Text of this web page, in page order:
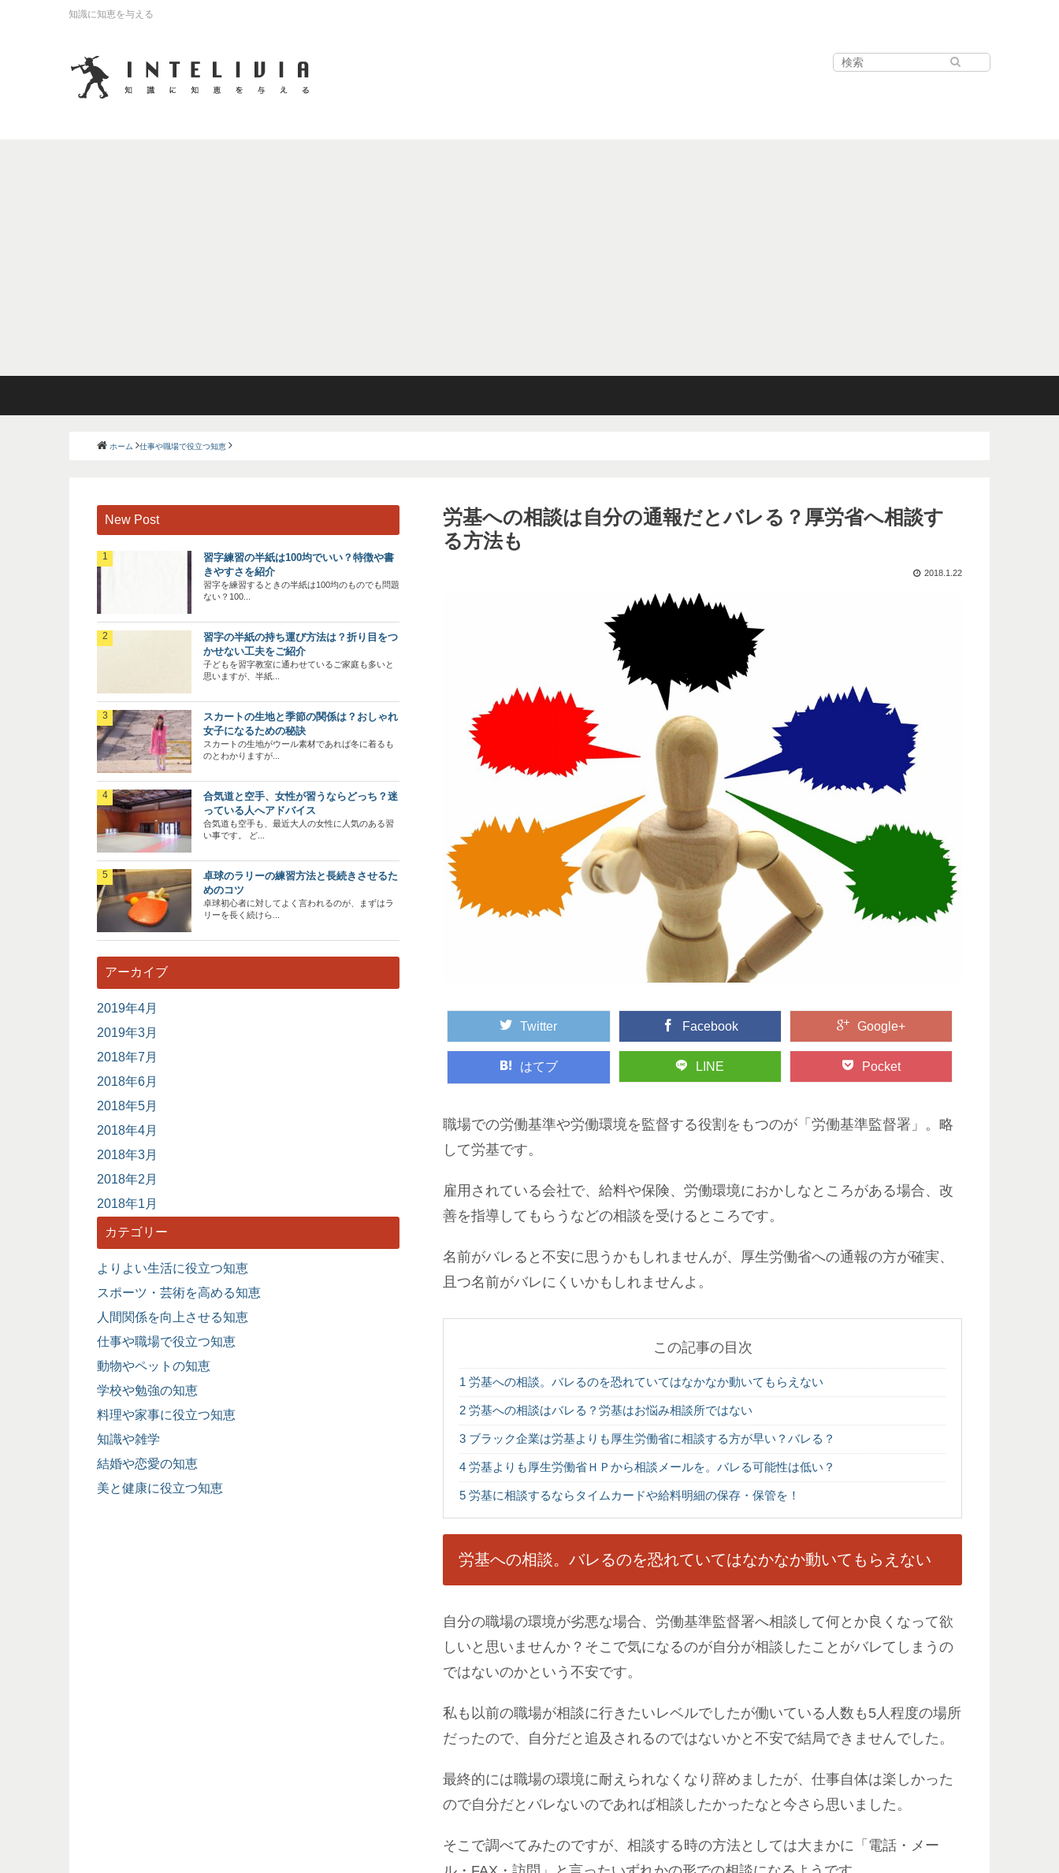
知識に知恵を与える
ホーム 仕事や職場で役立つ知恵
労基への相談は自分の通報だとバレる？厚労省へ相談す
る方法も
2018.1.22
Twitter Facebook Google+
はてブ LINE Pocket
職場での労働基準や労働環境を監督する役割をもつのが「労働基準監督署」。略
して労基です。
雇用されている会社で、給料や保険、労働環境におかしなところがある場合、改
善を指導してもらうなどの相談を受けるところです。
名前がバレると不安に思うかもしれませんが、厚生労働省への通報の方が確実、
且つ名前がバレにくいかもしれませんよ。
この記事の目次
1 労基への相談。バレるのを恐れていてはなかなか動いてもらえない
2 労基への相談はバレる？労基はお悩み相談所ではない
3 ブラック企業は労基よりも厚生労働省に相談する方が早い？バレる？
4 労基よりも厚生労働省ＨＰから相談メールを。バレる可能性は低い？
5 労基に相談するならタイムカードや給料明細の保存・保管を！
労基への相談。バレるのを恐れていてはなかなか動いてもらえない
自分の職場の環境が劣悪な場合、労働基準監督署へ相談して何とか良くなって欲
しいと思いませんか？そこで気になるのが自分が相談したことがバレてしまうの
ではないのかという不安です。
私も以前の職場が相談に行きたいレベルでしたが働いている人数も5人程度の場所
だったので、自分だと追及されるのではないかと不安で結局できませんでした。
最終的には職場の環境に耐えられなくなり辞めましたが、仕事自体は楽しかった
ので自分だとバレないのであれば相談したかったなと今さら思いました。
そこで調べてみたのですが、相談する時の方法としては大まかに「電話・メー
New Post
習字練習の半紙は100均でいい？特徴や書
きやすさを紹介
習字を練習するときの半紙は100均のものでも問題
ない？100...
習字の半紙の持ち運び方法は？折り目をつ
かせない工夫をご紹介
子どもを習字教室に通わせているご家庭も多いと
思いますが、半紙...
スカートの生地と季節の関係は？おしゃれ
女子になるための秘訣
スカートの生地がウール素材であれば冬に着るも
のとわかりますが...
合気道と空手、女性が習うならどっち？迷
っている人へアドバイス
合気道も空手も、最近大人の女性に人気のある習
い事です。 ど...
卓球のラリーの練習方法と長続きさせるた
めのコツ
卓球初心者に対してよく言われるのが、まずはラ
リーを長く続けら...
アーカイブ
2019年4月
2019年3月
2018年7月
2018年6月
2018年5月
2018年4月
2018年3月
2018年2月
2018年1月
カテゴリー
よりよい生活に役立つ知恵
スポーツ・芸術を高める知恵
人間関係を向上させる知恵
仕事や職場で役立つ知恵
動物やペットの知恵
学校や勉強の知恵
料理や家事に役立つ知恵
知識や雑学
結婚や恋愛の知恵
美と健康に役立つ知恵